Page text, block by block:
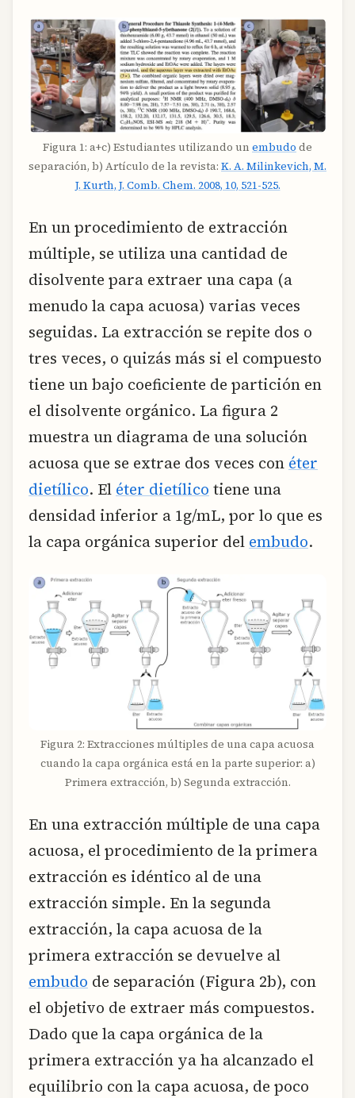
Figura 1: a+c) Estudiantes utilizando un embudo de
separación, b) Artículo de la revista: K. A. Milinkevich, M.
J. Kurth, J. Comb. Chem. 2008, 10, 521-525.
En un procedimiento de extracción
múltiple, se utiliza una cantidad de
disolvente para extraer una capa (a
menudo la capa acuosa) varias veces
seguidas. La extracción se repite dos o
tres veces, o quizás más si el compuesto
tiene un bajo coeficiente de partición en
el disolvente orgánico. La figura 2
muestra un diagrama de una solución
acuosa que se extrae dos veces con éter
dietílico. El éter dietílico tiene una
densidad inferior a 1g/mL, por lo que es
la capa orgánica superior del embudo.
Figura 2: Extracciones múltiples de una capa acuosa
cuando la capa orgánica está en la parte superior: a)
Primera extracción, b) Segunda extracción.
En una extracción múltiple de una capa
acuosa, el procedimiento de la primera
extracción es idéntico al de una
extracción simple. En la segunda
extracción, la capa acuosa de la
primera extracción se devuelve al
embudo de separación (Figura 2b), con
el objetivo de extraer más compuestos.
Dado que la capa orgánica de la
primera extracción ya ha alcanzado el
equilibrio con la capa acuosa, de poco